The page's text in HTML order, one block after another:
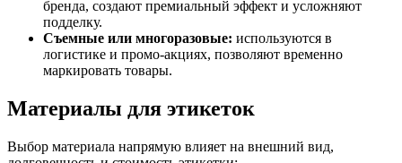
бренда, создают премиальный эффект и усложняют
подделку.
Съемные или многоразовые: используются в
логистике и промо-акциях, позволяют временно
маркировать товары.
Материалы для этикеток
Выбор материала напрямую влияет на внешний вид,